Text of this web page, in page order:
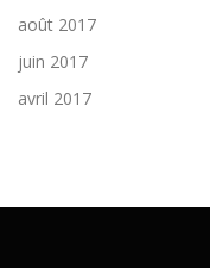
août 2017
juin 2017
avril 2017